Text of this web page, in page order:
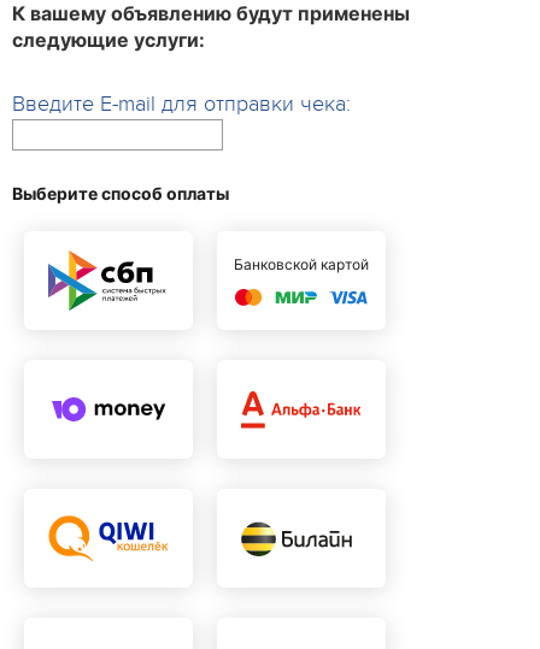
К вашему объявлению будут применены
следующие услуги:
Введите E-mail для отправки чека:
Выберите способ оплаты
Банковской картой